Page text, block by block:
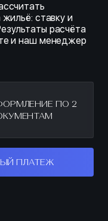
ставку и
расчёта
и наш менеджер
ПО 2
ПЛАТЕЖ